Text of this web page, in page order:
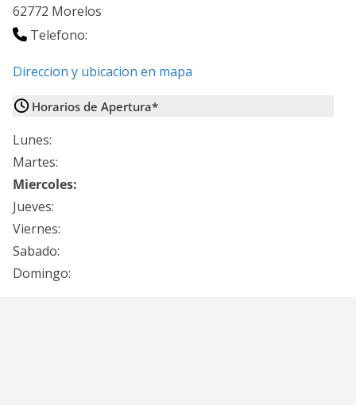
62772 Morelos
Telefono:
Direccion y ubicacion en mapa
Horarios de Apertura*
Lunes:
Martes:
Miercoles:
Jueves:
Viernes:
Sabado:
Domingo: